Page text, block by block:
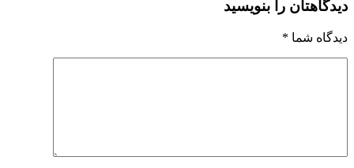
دیدگاهتان را بنویسید
دیدگاه شما *